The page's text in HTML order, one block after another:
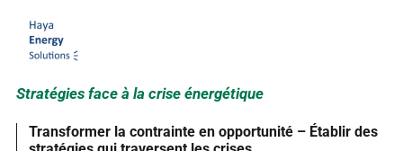
Stratégies face à la crise énergétique
Transformer la contrainte en opportunité – Établir des